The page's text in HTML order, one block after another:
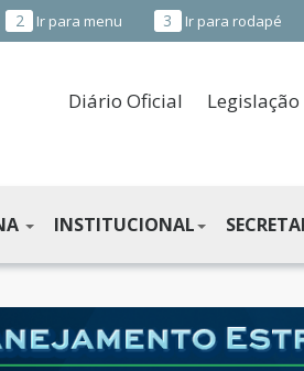
2 Ir para menu 3 Ir para rodapé
Diário Oficial Legislação
INSTITUCIONAL